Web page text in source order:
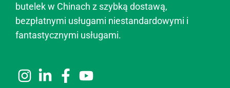
butelek w Chinach z szybką dostawą,
bezpłatnymi usługami niestandardowymi i
fantastycznymi usługami.